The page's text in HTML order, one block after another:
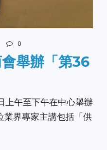
0
舉辦「第36
上午至下午在中心舉辦
業界專家主講包括「供